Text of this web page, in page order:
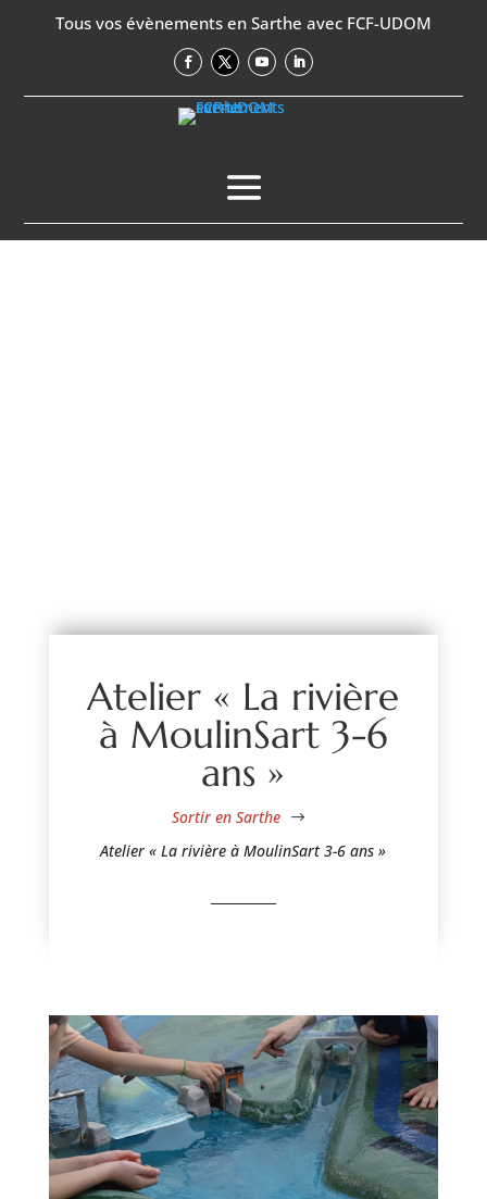
Tous vos évènements en Sarthe avec FCF-UDOM
Atelier « La rivière
à MoulinSart 3-6
ans »
Sortir en Sarthe $
Atelier « La rivière à MoulinSart 3-6 ans »